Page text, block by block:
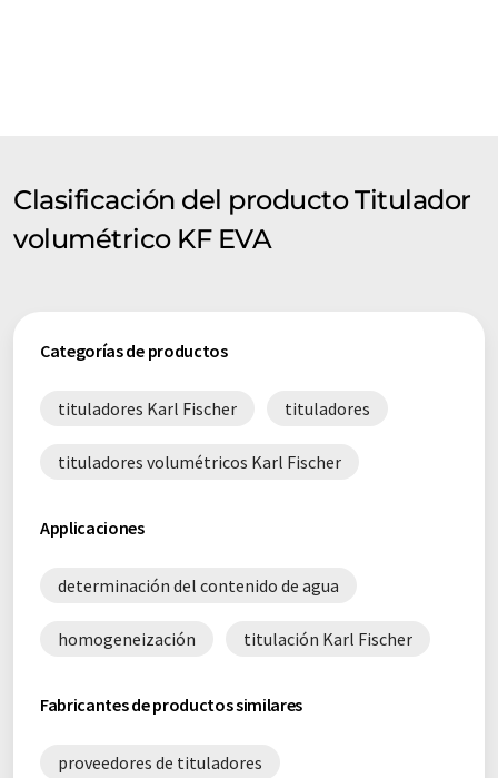
Clasificación del producto Titulador
volumétrico KF EVA
Categorías de productos
tituladores Karl Fischer tituladores
tituladores volumétricos Karl Fischer
Applicaciones
determinación del contenido de agua
homogeneización titulación Karl Fischer
Fabricantes de productos similares
proveedores de tituladores